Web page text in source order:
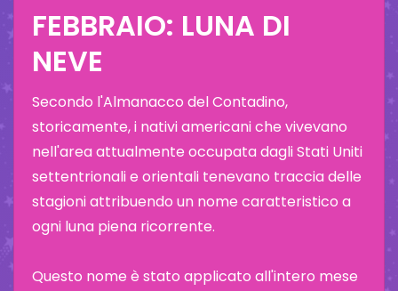
FEBBRAIO: LUNA DI
NEVE
Secondo l'Almanacco del Contadino,
storicamente, i nativi americani che vivevano
nell'area attualmente occupata dagli Stati Uniti
settentrionali e orientali tenevano traccia delle
stagioni attribuendo un nome caratteristico a
ogni luna piena ricorrente.
Questo nome è stato applicato all'intero mese